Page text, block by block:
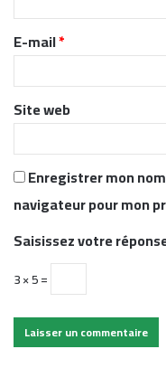
r
e
*
E-mail*
Site web
Enregistrer mon
navigateur pour mon
Saisissez votre
3 × 5 =